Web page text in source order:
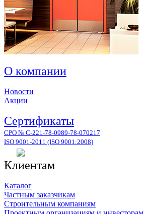
О компании
Новости
Акции
Сертификаты
СРО № С-221-78-0989-78-070217
ISO 9001-2011 (ISO 9001:2008)
Клиентам
Каталог
Частным заказчикам
Строительным компаниям